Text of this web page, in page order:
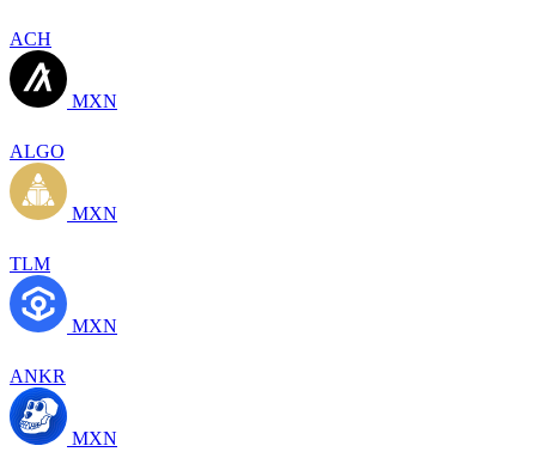
ACH
MXN
ALGO
MXN
TLM
MXN
ANKR
MXN